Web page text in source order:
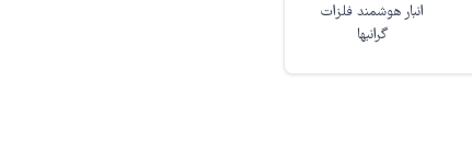
انبار هوشمند فلزات
گرانبها